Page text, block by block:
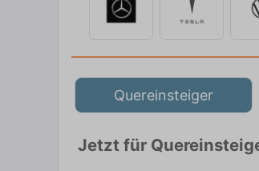
Quereinsteiger
Jetzt für